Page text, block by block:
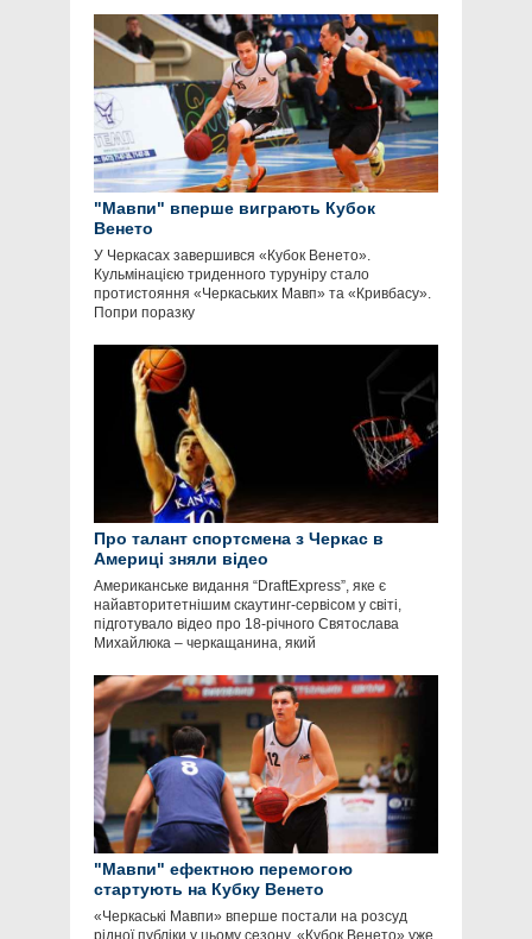
"Мавпи" вперше виграють Кубок
Венето
У Черкасах завершився «Кубок Венето».
Кульмінацією триденного туруніру стало
протистояння «Черкаських Мавп» та «Кривбасу».
Попри поразку
Про талант спортсмена з Черкас в
Америці зняли відео
Американське видання “DraftExpress”, яке є
найавторитетнішим скаутинг-сервісом у світі,
підготувало відео про 18-річного Святослава
Михайлюка – черкащанина, який
"Мавпи" ефектною перемогою
стартують на Кубку Венето
«Черкаські Мавпи» вперше постали на розсуд